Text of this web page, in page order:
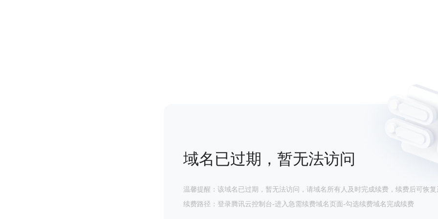
域名已过期，暂无法访问
温馨提醒：该域名已过期，暂无法访问，请域名所有人及时完成续费，续费后可恢复
续费路径：登录腾讯云控制台-进入急需续费域名页面-勾选续费域名完成续费